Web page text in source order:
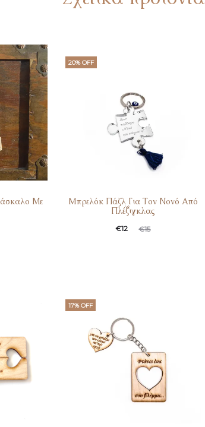
Με
20% OFF
Mπρελόκ Πάζλ Για Τον Νονό Από
Πλέξιγκλας
€15
€12
17% OFF